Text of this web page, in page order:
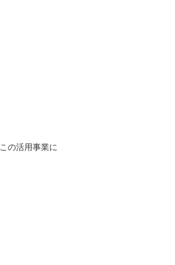
の活用事業に